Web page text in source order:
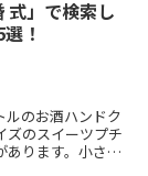
式」で検索し
！
ルのお酒ハンドク
ズのスイーツプチ
あります。小さな